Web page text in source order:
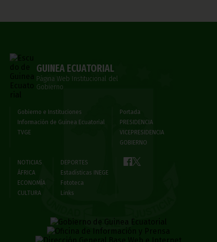
GUINEA ECUATORIAL
Página Web Institucional del
Gobierno
Gobierno e Instituciones
Información de Guinea Ecuatorial
TVGE
Portada
PRESIDENCIA
VICEPRESIDENCIA
GOBIERNO
NOTICIAS
ÁFRICA
ECONOMÍA
CULTURA
DEPORTES
Estadísticas INEGE
Fototeca
Links